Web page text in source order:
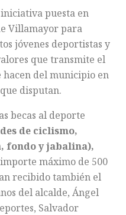
puesta en
Villamayor para
jóvenes deportistas y
que transmite el
del municipio en
disputan.
becas al deporte
de ciclismo,
fondo y jabalina),
máximo de 500
recibido también el
del alcalde, Ángel
Salvador